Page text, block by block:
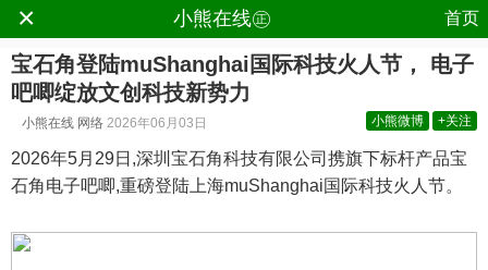
× 小熊在线㊣ 首页
宝石角登陆muShanghai国际科技火人节， 电子
吧唧绽放文创科技新势力
小熊在线 网络 2026年06月03日 小熊微博 +关注
2026年5月29日,深圳宝石角科技有限公司携旗下标杆产品宝
石角电子吧唧,重磅登陆上海muShanghai国际科技火人节。